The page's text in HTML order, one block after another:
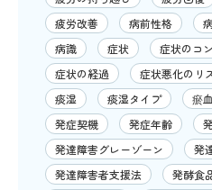
疲労改善
病前性格
病識
症状
症状のコ
症状の経過
症状悪化のリ
痰湿
痰湿タイプ 瘀血
発症契機
発症年齢
発達障害グレーゾーン
発
発達障害者支援法
発酵食